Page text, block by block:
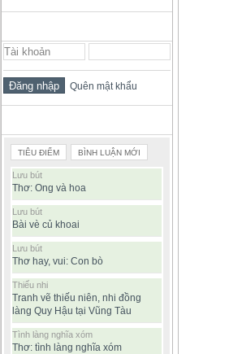
Quên mật khẩu
TIÊU ĐIỂM BÌNH LUẬN MỚI
Lưu bút
Thơ: Ong và hoa
Lưu bút
Bài vè củ khoai
Lưu bút
Thơ hay, vui: Con bò
Thiếu nhi
Tranh vẽ thiếu niên, nhi đồng
làng Quy Hậu tại Vũng Tàu
Tình làng nghĩa xóm
Thơ: tình làng nghĩa xóm